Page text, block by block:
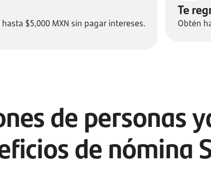
$5,000 MXN sin pagar intereses.
Te
Obtén
de personas
de nómina